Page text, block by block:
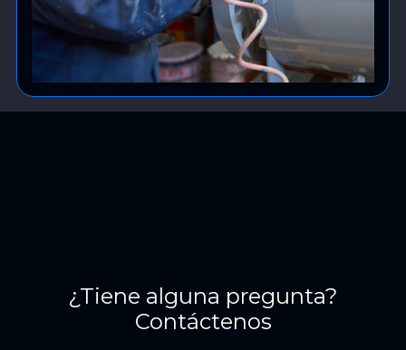
¿Tiene alguna pregunta?
Contáctenos